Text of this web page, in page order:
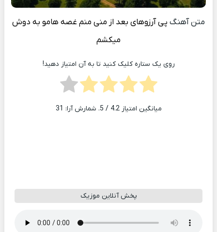
متن آهنگ پی آرزوهای بعد از منی منم غصه هامو به دوش
میکشم
روی یک ستاره کلیک کنید تا به آن امتیاز دهید!
میانگین امتیاز4.2 / 5. شمارش آرا: 31
پخش آنلاین موزیک